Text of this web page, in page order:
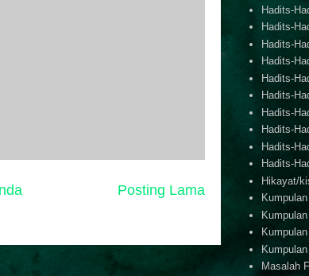
Posting Lama
Hadits-
Hadits-
Hadits-
Hadits-
Hadits-
Hadits-
Hadits-
Hadits-
Hadits-
Hadits-
Hikayat/
Masalah